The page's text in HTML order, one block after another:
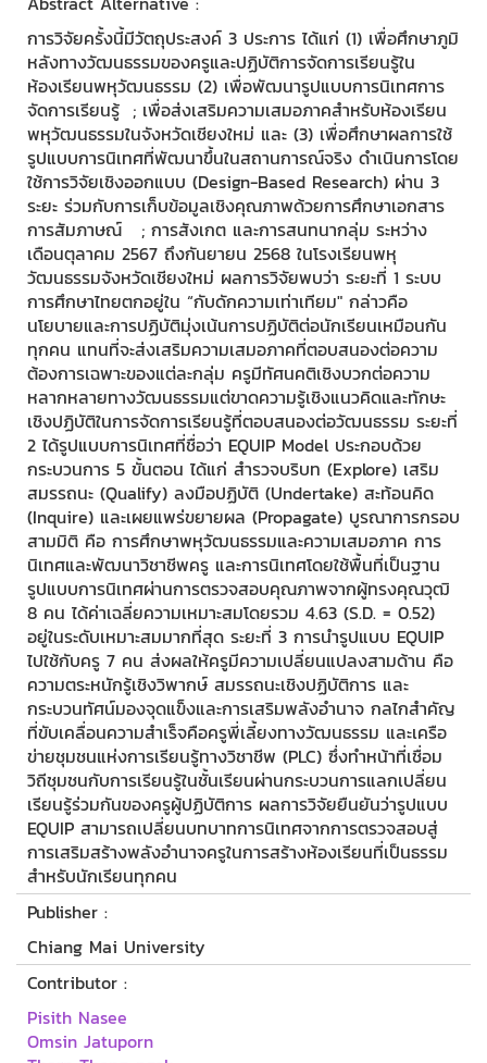
การวิจัยครั้งนี้มีวัตถุประสงค์ 3 ประการ ได้แก่ (1) เพื่อศึกษาภูมิ
หลังทางวัฒนธรรมของครูและปฏิบัติการจัดการเรียนรู้ใน
ห้องเรียนพหุวัฒนธรรม (2) เพื่อพัฒนารูปแบบการนิเทศการ
จัดการเรียนรู้ ; เพื่อส่งเสริมความเสมอภาคสำหรับห้องเรียน
พหุวัฒนธรรมในจังหวัดเชียงใหม่ และ (3) เพื่อศึกษาผลการใช้
รูปแบบการนิเทศที่พัฒนาขึ้นในสถานการณ์จริง ดำเนินการโดย
ใช้การวิจัยเชิงออกแบบ (Design-Based Research) ผ่าน 3
ระยะ ร่วมกับการเก็บข้อมูลเชิงคุณภาพด้วยการศึกษาเอกสาร
การสัมภาษณ์ ; การสังเกต และการสนทนากลุ่ม ระหว่าง
เดือนตุลาคม 2567 ถึงกันยายน 2568 ในโรงเรียนพหุ
วัฒนธรรมจังหวัดเชียงใหม่ ผลการวิจัยพบว่า ระยะที่ 1 ระบบ
การศึกษาไทยตกอยู่ใน “กับดักความเท่าเทียม" กล่าวคือ
นโยบายและการปฏิบัติมุ่งเน้นการปฏิบัติต่อนักเรียนเหมือนกัน
ทุกคน แทนที่จะส่งเสริมความเสมอภาคที่ตอบสนองต่อความ
ต้องการเฉพาะของแต่ละกลุ่ม ครูมีทัศนคติเชิงบวกต่อความ
หลากหลายทางวัฒนธรรมแต่ขาดความรู้เชิงแนวคิดและทักษะ
เชิงปฏิบัติในการจัดการเรียนรู้ที่ตอบสนองต่อวัฒนธรรม ระยะที่
2 ได้รูปแบบการนิเทศที่ชื่อว่า EQUIP Model ประกอบด้วย
กระบวนการ 5 ขั้นตอน ได้แก่ สำรวจบริบท (Explore) เสริม
สมรรถนะ (Qualify) ลงมือปฏิบัติ (Undertake) สะท้อนคิด
(Inquire) และเผยแพร่ขยายผล (Propagate) บูรณาการกรอบ
สามมิติ คือ การศึกษาพหุวัฒนธรรมและความเสมอภาค การ
นิเทศและพัฒนาวิชาชีพครู และการนิเทศโดยใช้พื้นที่เป็นฐาน
รูปแบบการนิเทศผ่านการตรวจสอบคุณภาพจากผู้ทรงคุณวุฒิ
8 คน ได้ค่าเฉลี่ยความเหมาะสมโดยรวม 4.63 (S.D. = 0.52)
อยู่ในระดับเหมาะสมมากที่สุด ระยะที่ 3 การนำรูปแบบ EQUIP
ไปใช้กับครู 7 คน ส่งผลให้ครูมีความเปลี่ยนแปลงสามด้าน คือ
ความตระหนักรู้เชิงวิพากษ์ สมรรถนะเชิงปฏิบัติการ และ
กระบวนทัศน์มองจุดแข็งและการเสริมพลังอำนาจ กลไกสำคัญ
ที่ขับเคลื่อนความสำเร็จคือครูพี่เลี้ยงทางวัฒนธรรม และเครือ
ข่ายชุมชนแห่งการเรียนรู้ทางวิชาชีพ (PLC) ซึ่งทำหน้าที่เชื่อม
วิถีชุมชนกับการเรียนรู้ในชั้นเรียนผ่านกระบวนการแลกเปลี่ยน
เรียนรู้ร่วมกันของครูผู้ปฏิบัติการ ผลการวิจัยยืนยันว่ารูปแบบ
EQUIP สามารถเปลี่ยนบทบาทการนิเทศจากการตรวจสอบสู่
การเสริมสร้างพลังอำนาจครูในการสร้างห้องเรียนที่เป็นธรรม
สำหรับนักเรียนทุกคน
Publisher :
Chiang Mai University
Contributor :
Pisith Nasee
Omsin Jatuporn